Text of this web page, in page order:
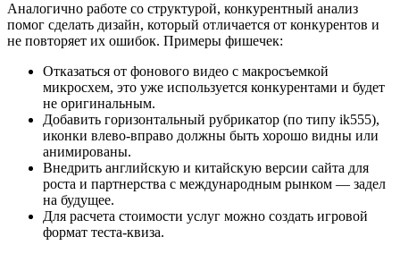
Аналогично работе со структурой, конкурентный анализ
помог сделать дизайн, который отличается от конкурентов и
не повторяет их ошибок. Примеры фишечек:
Отказаться от фонового видео с макросъемкой
микросхем, это уже используется конкурентами и будет
не оригинальным.
Добавить горизонтальный рубрикатор (по типу ik555),
иконки влево-вправо должны быть хорошо видны или
анимированы.
Внедрить английскую и китайскую версии сайта для
роста и партнерства с международным рынком — задел
на будущее.
Для расчета стоимости услуг можно создать игровой
формат теста-квиза.